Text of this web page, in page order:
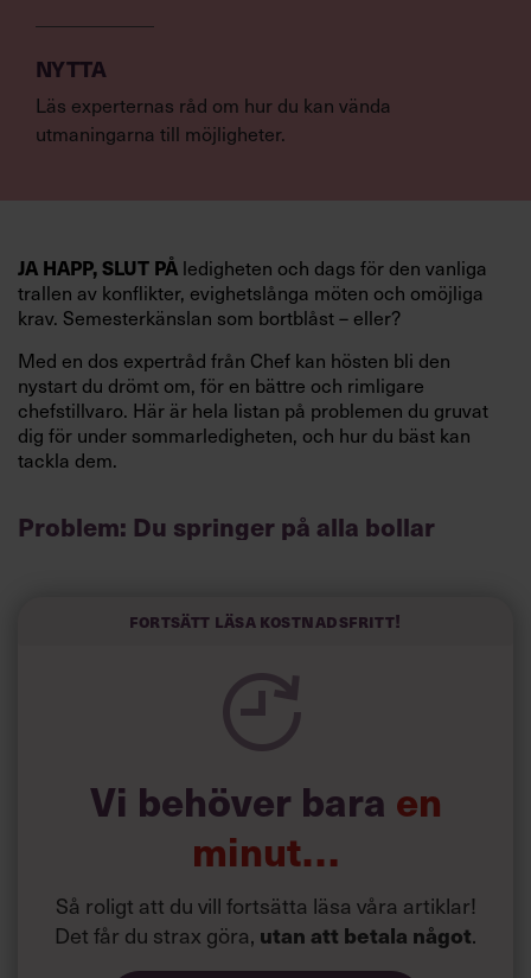
NYTTA
Läs experternas råd om hur du kan vända
utmaningarna till möjligheter.
JA HAPP, SLUT PÅ ledigheten och dags för den vanliga
trallen av konflikter, evighetslånga möten och omöjliga
krav. Semesterkänslan som bortblåst – eller?
Med en dos expertråd från Chef kan hösten bli den
nystart du drömt om, för en bättre och rimligare
chefstillvaro. Här är hela listan på problemen du gruvat
dig för under sommarledigheten, och hur du bäst kan
tackla dem.
Problem: Du springer på alla bollar
att du jobbar. Problemet är bara att den inställningen gör
inte lyckas koncentrera dig på någonting alls när du
springer på alla bollar och försöker sätta dig in i precis
Fortsätt läsa kostnadsfritt!
Vi behöver bara en
minut…
Så roligt att du vill fortsätta läsa våra artiklar!
Det får du strax göra, utan att betala något.